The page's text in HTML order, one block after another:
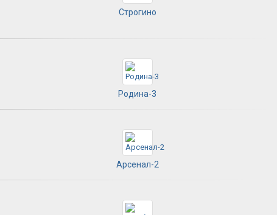
Строгино
Родина-3
Арсенал-2